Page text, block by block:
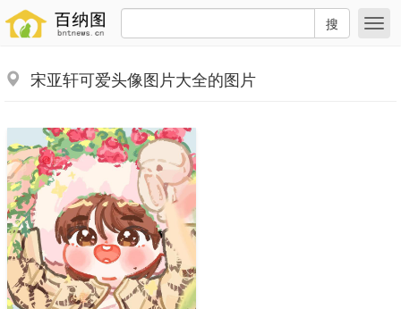
搜
宋亚轩可爱头像图片大全的图片